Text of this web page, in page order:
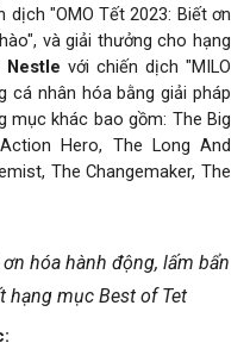
dịch "OMO Tết 2023: Biết ơn
và giải thưởng cho hạng
Nestle với chiến dịch "MILO
cá nhân hóa bằng giải pháp
mục khác bao gồm: The Big
Hero, The Long And
The Changemaker, The
hóa hành động, lấm bẩn
hạng mục Best of Tet